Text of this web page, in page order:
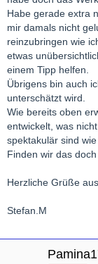
Habe gerade extra
mir damals nicht
reinzubringen wie
etwas
einem Tipp helfen.
Übrigens bin auch
unterschätzt wird.
Wie bereits oben
entwickelt, was
spektakulär sind
Finden wir das
Herzliche Grüße
Stefan.M